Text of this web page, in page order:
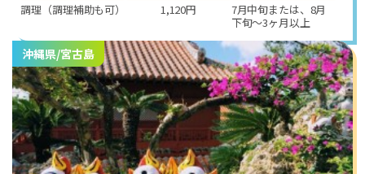
調理（調理補助も可）
1,120円
7月中旬または、8月
下旬～3ヶ月以上
沖縄県/宮古島